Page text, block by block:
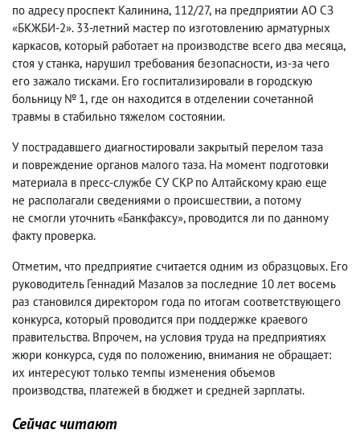
по адресу проспект Калинина, 112/27, на предприятии АО СЗ
«БКЖБИ-2». 33-летний мастер по изготовлению арматурных
каркасов, который работает на производстве всего два месяца,
стоя у станка, нарушил требования безопасности, из-за чего
его зажало тисками. Его госпитализировали в городскую
больницу № 1, где он находится в отделении сочетанной
травмы в стабильно тяжелом состоянии.
У пострадавшего диагностировали закрытый перелом таза
и повреждение органов малого таза. На момент подготовки
материала в пресс-службе СУ СКР по Алтайскому краю еще
не располагали сведениями о происшествии, а потому
не смогли уточнить «Банкфаксу», проводится ли по данному
факту проверка.
Отметим, что предприятие считается одним из образцовых. Его
руководитель Геннадий Мазалов за последние 10 лет восемь
раз становился директором года по итогам соответствующего
конкурса, который проводится при поддержке краевого
правительства. Впрочем, на условия труда на предприятиях
жюри конкурса, судя по положению, внимания не обращает:
их интересуют только темпы изменения объемов
производства, платежей в бюджет и средней зарплаты.
Сейчас читают